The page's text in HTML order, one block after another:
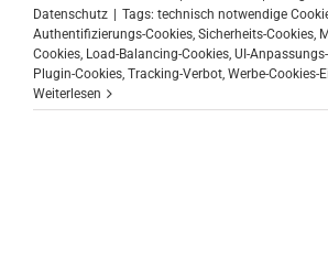
Datenschutz
Tags: technisch notwendige
Authentifizierungs-Cookies, Sicherheits-Cookies,
Cookies, Load-Balancing-Cookies, UI-
Plugin-Cookies, Tracking-Verbot, Werbe-Cookies-
Weiterlesen